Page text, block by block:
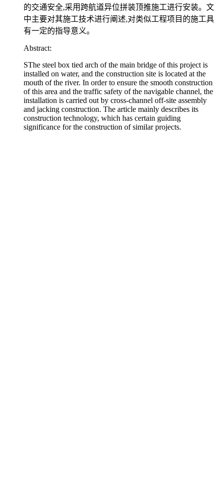
的交通安全,采用跨航道异位拼装顶推施工进行安装。文
中主要对其施工技术进行阐述,对类似工程项目的施工具
有一定的指导意义。
Abstract:
SThe steel box tied arch of the main bridge of this project is
installed on water, and the construction site is located at the
mouth of the river. In order to ensure the smooth construction
of this area and the traffic safety of the navigable channel, the
installation is carried out by cross-channel off-site assembly
and jacking construction. The article mainly describes its
construction technology, which has certain guiding
significance for the construction of similar projects.